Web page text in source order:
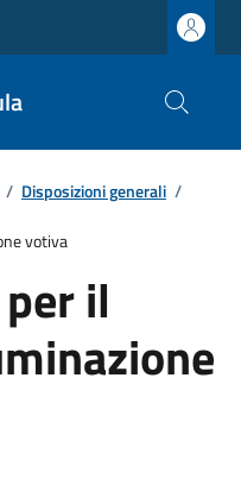
/ Disposizioni generali /
votiva
il